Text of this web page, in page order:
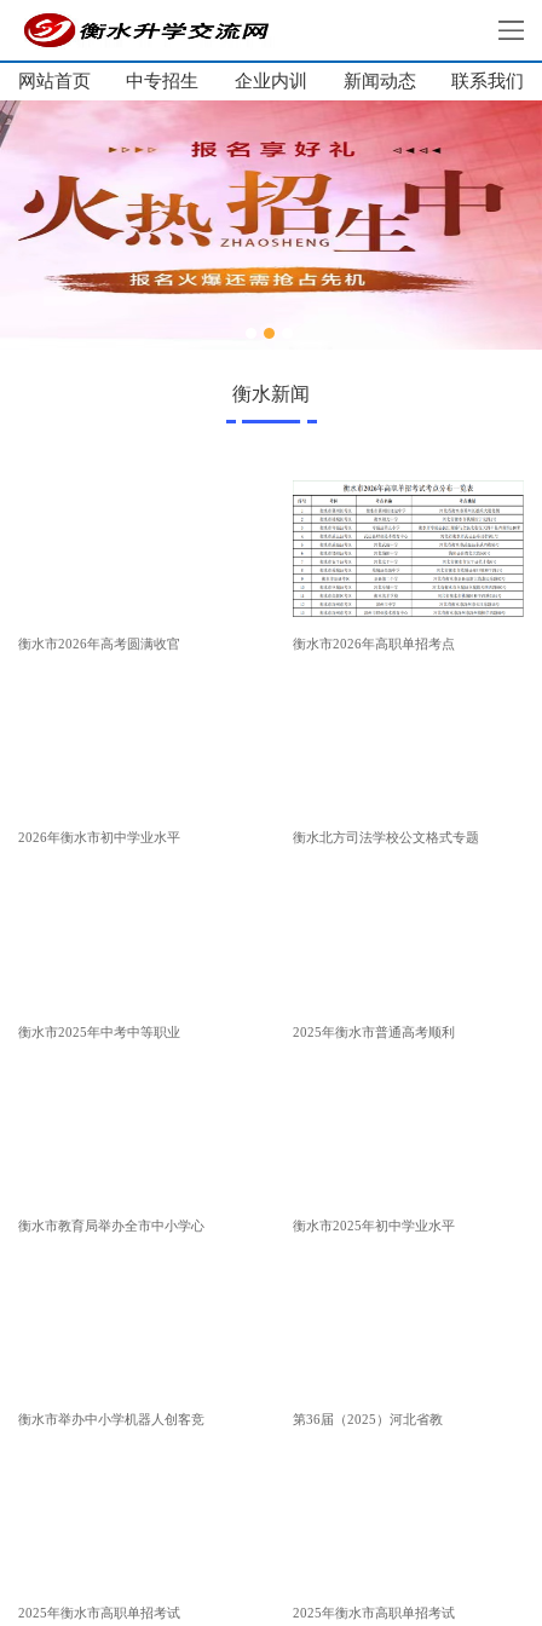
网站首页
大学生培训
单招培训
企业内训
新闻动态
网站首页 中专招生 企业内训 新闻动态 联系我们
衡水新闻
衡水市2026年高考圆满收官 衡水市2026年高职单招考点
2026年衡水市初中学业水平 衡水北方司法学校公文格式专题
衡水市2025年中考中等职业 2025年衡水市普通高考顺利
衡水市教育局举办全市中小学心 衡水市2025年初中学业水平
衡水市举办中小学机器人创客竞 第36届（2025）河北省教
2025年衡水市高职单招考试 2025年衡水市高职单招考试